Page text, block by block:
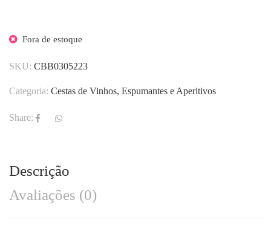
Fora de estoque
SKU: CBB0305223
Categoria: Cestas de Vinhos, Espumantes e Aperitivos
Share:
Descrição
Avaliações (0)